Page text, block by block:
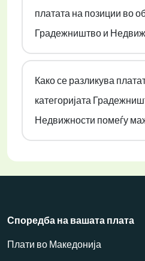
платата на позиции во
Градежништво и
Како се разликува
категоријата
Недвижности помеѓу
Споредба на вашата плата
Плати во Македонија